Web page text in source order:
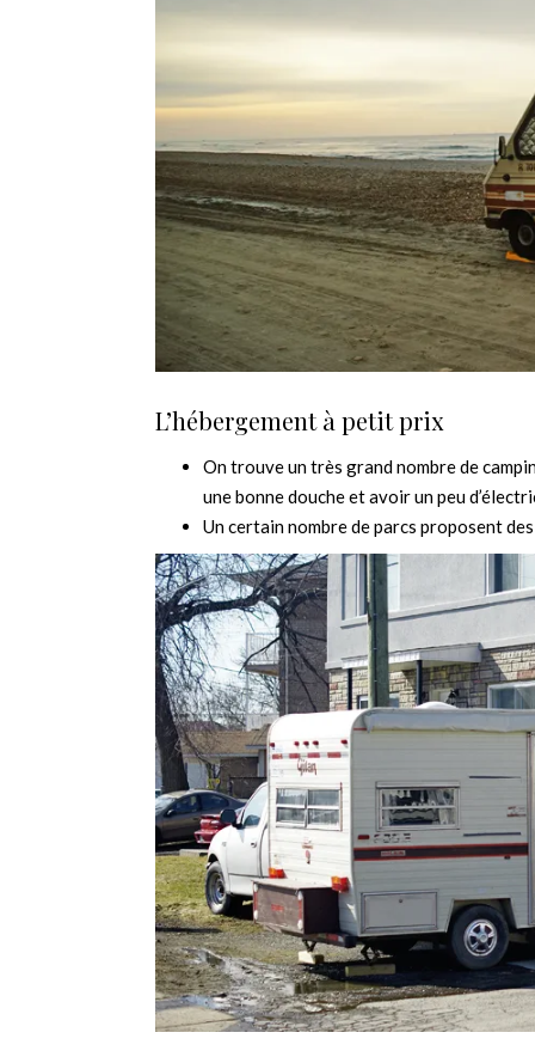
L’hébergement à petit prix
On trouve un très grand nombre de
une bonne douche et avoir un peu
Un certain nombre de parcs proposent